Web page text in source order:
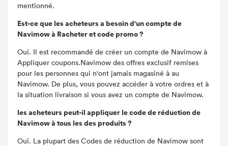
mentionné.
Est-ce que les acheteurs a besoin d'un compte de
Navimow à Racheter et code promo ?
Oui. Il est recommandé de créer un compte de Navimow à
Appliquer coupons.Navimow des offres exclusif remises
pour les personnes qui n'ont jamais magasiné à au
Navimow. De plus, vous pouvez accéder à votre ordres et à
la situation livraison si vous avez un compte de Navimow.
les acheteurs peut-il appliquer le code de réduction de
Navimow à tous les des produits ?
Oui. La plupart des Codes de réduction de Navimow sont